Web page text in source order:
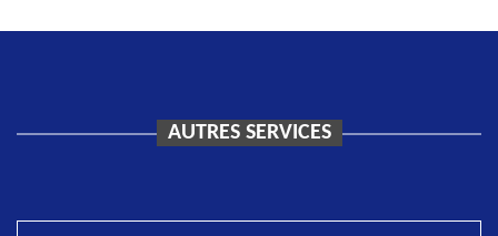
AUTRES SERVICES